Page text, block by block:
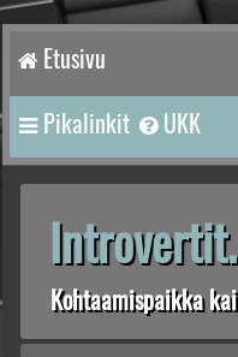
Etusivu
Pikalinkit UKK
Kohtaamispaikka